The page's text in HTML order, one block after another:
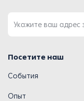
Посетите наш
События
Опыт